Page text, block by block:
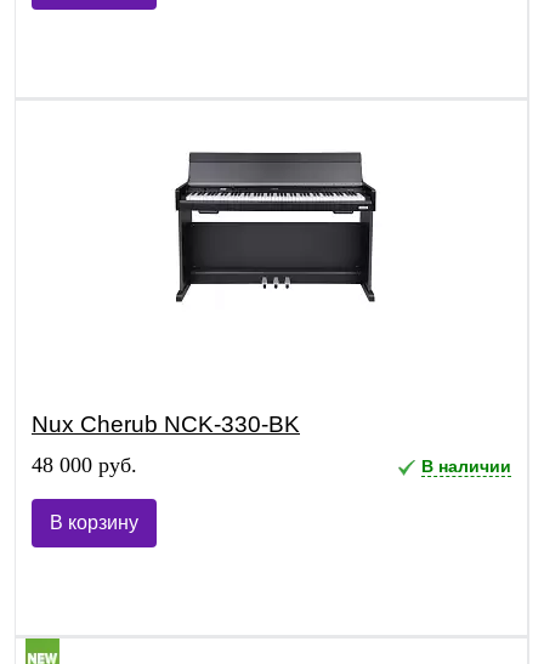
Nux Cherub NCK-330-BK
48 000 руб. В наличии
В корзину